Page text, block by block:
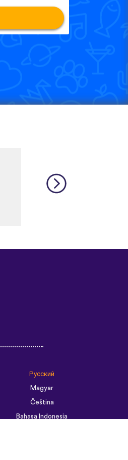
Magyar
Čeština
Bahasa Indonesia
العربية الرسمية الحديثة